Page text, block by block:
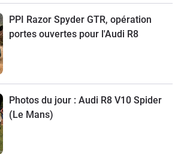
PPI Razor Spyder GTR, opération
portes ouvertes pour l'Audi R8
Photos du jour : Audi R8 V10 Spider
(Le Mans)